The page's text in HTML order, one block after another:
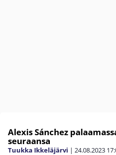
Alexis Sánchez
seuraansa
Tuukka Ikkeläjärvi | 24.08.2023